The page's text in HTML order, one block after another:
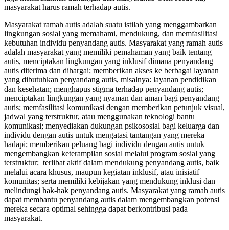
masyarakat harus ramah terhadap autis.
Masyarakat ramah autis adalah suatu istilah yang menggambarkan
lingkungan sosial yang memahami, mendukung, dan memfasilitasi
kebutuhan individu penyandang autis. Masyarakat yang ramah autis
adalah masyarakat yang memiliki pemahaman yang baik tentang
autis, menciptakan lingkungan yang inklusif dimana penyandang
autis diterima dan dihargai; memberikan akses ke berbagai layanan
yang dibutuhkan penyandang autis, misalnya: layanan pendidikan
dan kesehatan; menghapus stigma terhadap penyandang autis;
menciptakan lingkungan yang nyaman dan aman bagi penyandang
autis; memfasilitasi komunikasi dengan memberikan petunjuk visual,
jadwal yang terstruktur, atau menggunakan teknologi bantu
komunikasi; menyediakan dukungan psikososial bagi keluarga dan
individu dengan autis untuk mengatasi tantangan yang mereka
hadapi; memberikan peluang bagi individu dengan autis untuk
mengembangkan keterampilan sosial melalui program sosial yang
terstruktur; terlibat aktif dalam mendukung penyandang autis, baik
melalui acara khusus, maupun kegiatan inklusif, atau inisiatif
komunitas; serta memiliki kebijakan yang mendukung inklusi dan
melindungi hak-hak penyandang autis. Masyarakat yang ramah autis
dapat membantu penyandang autis dalam mengembangkan potensi
mereka secara optimal sehingga dapat berkontribusi pada
masyarakat.